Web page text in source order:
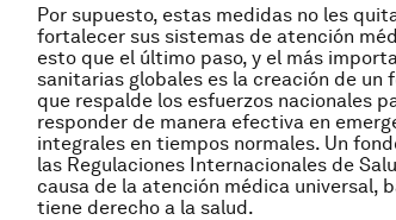
Por supuesto, estas medidas no les
fortalecer sus sistemas de atención
esto que el último paso, y el más
sanitarias globales es la creación de
que respalde los esfuerzos nacionales
responder de manera efectiva en
integrales en tiempos normales. Un
las Regulaciones Internacionales de
causa de la atención médica universal,
tiene derecho a la salud.